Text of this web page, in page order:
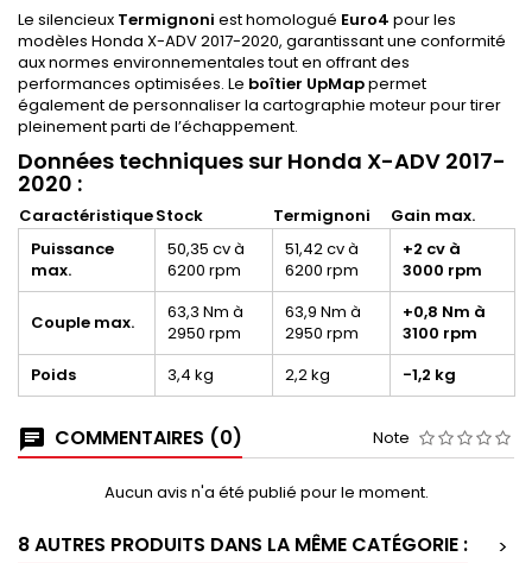
Le silencieux Termignoni est homologué Euro4 pour les
modèles Honda X-ADV 2017-2020, garantissant une conformité
aux normes environnementales tout en offrant des
performances optimisées. Le boîtier UpMappermet
également de personnaliser la cartographie moteur pour tirer
pleinement parti de l’échappement.
Données techniques sur Honda X-ADV 2017-
2020 :
CaractéristiqueStock Termignoni
Gain max.
Puissance
max.
50,35 cv à
6200 rpm
51,42 cv à
6200 rpm
+2 cv à
3000 rpm
Couple max.
63,3 Nm à
2950 rpm
63,9 Nm à
2950 rpm
+0,8 Nm à
3100 rpm
Poids
3,4 kg 2,2 kg -1,2 kg
COMMENTAIRES (0) Note
Aucun avis n'a été publié pour le moment.
8 AUTRES PRODUITS DANS LA MÊME CATÉGORIE :
>